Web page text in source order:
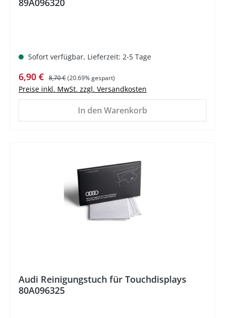
89A096320
Sofort verfügbar, Lieferzeit: 2-5 Tage
Verkaufspreis:
6,90 € Regulärer Preis:
8,70 €(20.69% gespart)
Preise inkl. MwSt. zzgl. Versandkosten
In den Warenkorb
Audi Reinigungstuch für Touchdisplays
80A096325